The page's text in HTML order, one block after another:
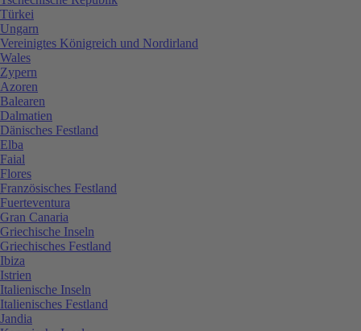
Türkei
Ungarn
Vereinigtes Königreich und Nordirland
Wales
Zypern
Azoren
Balearen
Dalmatien
Dänisches Festland
Elba
Faial
Flores
Französisches Festland
Fuerteventura
Gran Canaria
Griechische Inseln
Griechisches Festland
Ibiza
Istrien
Italienische Inseln
Italienisches Festland
Jandia